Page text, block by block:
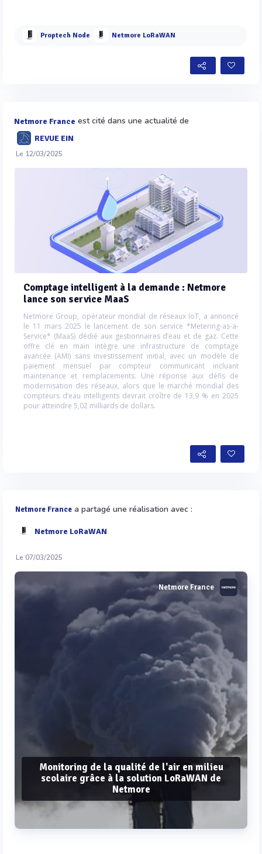
Proptech Node Netmore LoRaWAN
Netmore France est cité dans une actualité de
REVUE EIN
Le 12/03/2025
Comptage intelligent à la demande : Netmore
lance son service MaaS
Netmore Group, opérateur mondial de réseaux IoT, a annoncé
le 11 mars 2025 le lancement de son service *Metering-as-a-
Service* (MaaS) dédié aux gestionnaires d’eau et de gaz. Cette
offre clé en main intègre une infrastructure de comptage
avancée (AMI) sans investissement initial, avec un modèle de
paiement mensuel par compteur communicant incluant
maintenance et remplacements. Une réponse aux défis de
modernisation des réseaux, alors que le marché mondial des
compteurs d’eau intelligents devrait croître de 13,9 % en 2025
pour atteindre 5,02 milliards de dollars.
Netmore France a partagé une réalisation avec :
Netmore LoRaWAN
Le 07/03/2025
Netmore France
Monitoring de la qualité de l'air en milieu
scolaire grâce à la solution LoRaWAN de
Netmore